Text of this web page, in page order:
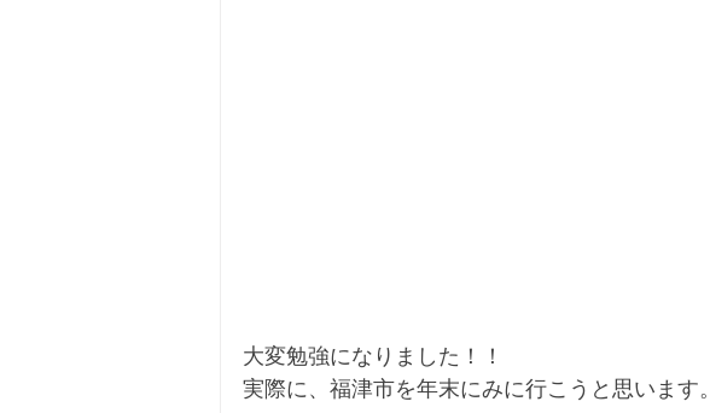
大変勉強になりました！！
実際に、福津市を年末にみに行こうと思います。